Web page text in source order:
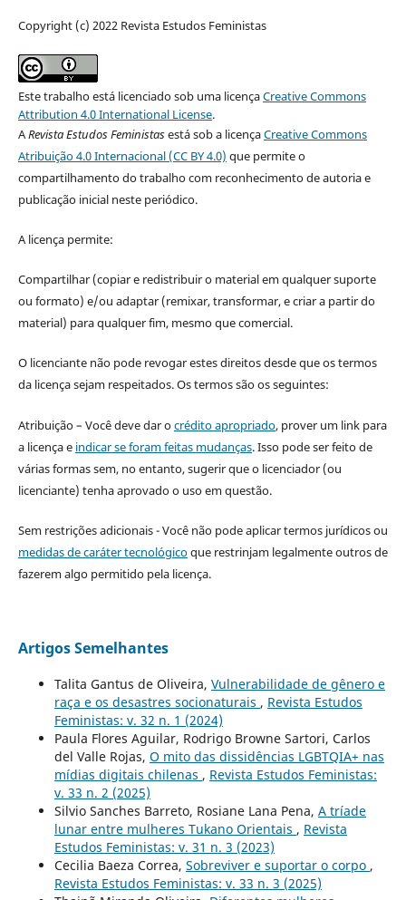
Copyright (c) 2022 Revista Estudos Feministas
Este trabalho está licenciado sob uma licençaCreative Commons
Attribution 4.0 International License.
ARevista Estudos Feministasestá sob a licençaCreative Commons
Atribuição 4.0 Internacional (CC BY 4.0) que permite o
compartilhamento do trabalho com reconhecimento de autoria e
publicação inicial neste periódico.
A licença permite:
Compartilhar (copiar e redistribuir o material em qualquer suporte
ou formato) e/ou adaptar (remixar, transformar, e criar a partir do
material) para qualquer fim, mesmo que comercial.
O licenciante não pode revogar estes direitos desde que os termos
da licença sejam respeitados. Os termos são os seguintes:
Atribuição – Você deve dar ocrédito apropriado, prover um link para
a licença e indicar se foram feitas mudanças. Isso pode ser feito de
várias formas sem, no entanto, sugerir que o licenciador (ou
licenciante) tenha aprovado o uso em questão.
Sem restrições adicionais - Você não pode aplicar termos jurídicos ou
medidas de caráter tecnológicoque restrinjam legalmente outros de
fazerem algo permitido pela licença.
Artigos Semelhantes
Talita Gantus de Oliveira, Vulnerabilidade de gênero e
raça e os desastres socionaturais , Revista Estudos
Feministas: v. 32 n. 1 (2024)
Paula Flores Aguilar, Rodrigo Browne Sartori, Carlos
del Valle Rojas, O mito das dissidências LGBTQIA+ nas
mídias digitais chilenas , Revista Estudos Feministas:
v. 33 n. 2 (2025)
Silvio Sanches Barreto, Rosiane Lana Pena, A tríade
lunar entre mulheres Tukano Orientais , Revista
Estudos Feministas: v. 31 n. 3 (2023)
Cecilia Baeza Correa, Sobreviver e suportar o corpo ,
Revista Estudos Feministas: v. 33 n. 3 (2025)